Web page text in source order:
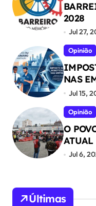
2028
Jul 27,
Opinião
NAS
Jul 15,
Opinião
O
ATUAL
PAÍS ?
Jul 6,
Últimas